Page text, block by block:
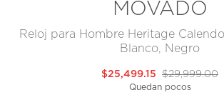
MOVADO
Reloj para Hombre Heritage
Blanco, Negro
$29,999.00
$25,499.15
Quedan pocos